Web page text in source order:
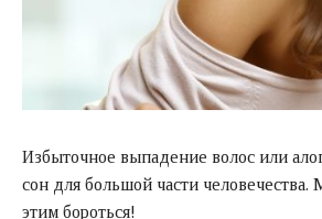
Избыточное выпадение волос или
сон для большой части человечества.
этим бороться!